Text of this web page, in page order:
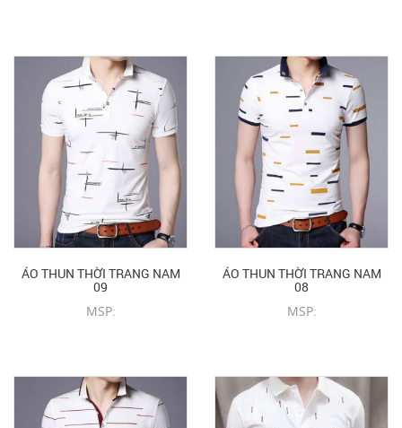
ÁO THUN THỜI TRANG NAM
09
MSP:
ÁO THUN THỜI TRANG NAM
08
MSP: